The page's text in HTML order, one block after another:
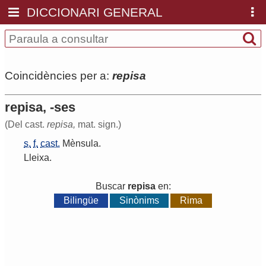
DICCIONARI GENERAL
Coincidències per a: repisa
repisa, -ses
(Del cast. repisa, mat. sign.)
s. f. cast. Mènsula.
Lleixa.
Buscar repisaen:
Bilingüe
Sinònims Rima